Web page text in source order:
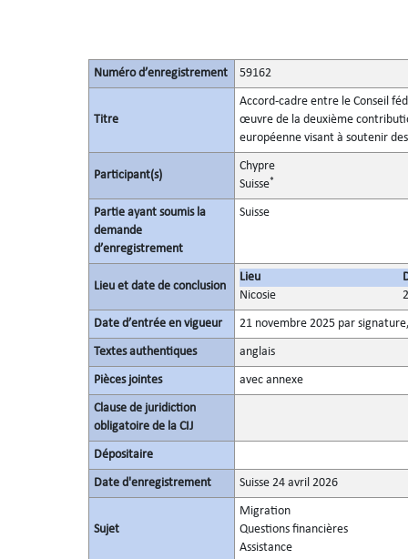
Numéro d’enregistrement 59162
Titre
Accord-cadre entre le Conseil
œuvre de la deuxième
européenne visant à soutenir
Participant(s)
Chypre
Suisse*
Partie ayant soumis la
demande
d’enregistrement
Suisse
Lieu et date de conclusion
Lieu
Nicosie
Date d’entrée en vigueur 21 novembre 2025 par
Textes authentiques anglais
Pièces jointes avec annexe
Clause de juridiction
obligatoire de la CIJ
Dépositaire
Date d'enregistrement Suisse 24 avril 2026
Sujet
Migration
Questions financières
Assistance